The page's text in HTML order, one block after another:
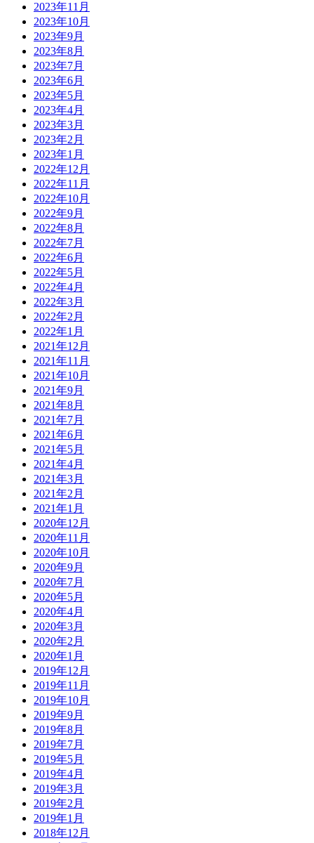
2023年11月
2023年10月
2023年9月
2023年8月
2023年7月
2023年6月
2023年5月
2023年4月
2023年3月
2023年2月
2023年1月
2022年12月
2022年11月
2022年10月
2022年9月
2022年8月
2022年7月
2022年6月
2022年5月
2022年4月
2022年3月
2022年2月
2022年1月
2021年12月
2021年11月
2021年10月
2021年9月
2021年8月
2021年7月
2021年6月
2021年5月
2021年4月
2021年3月
2021年2月
2021年1月
2020年12月
2020年11月
2020年10月
2020年9月
2020年7月
2020年5月
2020年4月
2020年3月
2020年2月
2020年1月
2019年12月
2019年11月
2019年10月
2019年9月
2019年8月
2019年7月
2019年5月
2019年4月
2019年3月
2019年2月
2019年1月
2018年12月